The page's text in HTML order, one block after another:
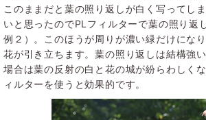
このままだと葉の照り返しが白く写ってし
いと思ったのでPLフィルターで葉の照り返
例２）。このほうが周りが濃い緑だけにな
花が引き立ちます。葉の照り返しは結構強
場合は葉の反射の白と花の城が紛らわしく
ィルターを使うと効果的です。